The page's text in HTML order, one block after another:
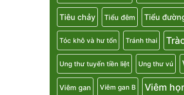
Tiêu chảy Tiểu đêm Tiểu
Tóc khô và hư tổn Tránh thai
Ung thư tuyến tiền liệt Ung thư vú
Viêm gan Viêm gan B Viêm